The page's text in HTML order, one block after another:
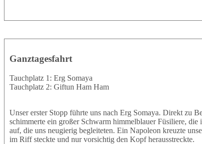
Ganztagesfahrt
Tauchplatz 1: Erg Somaya
Tauchplatz 2: Giftun Ham Ham
Unser erster Stopp führte uns nach Erg Somaya. Direkt zu
schimmerte ein großer Schwarm himmelblauer Füsiliere,
auf, die uns neugierig begleiteten. Ein Napoleon kreuzte
im Riff steckte und nur vorsichtig den Kopf herausstreckte.